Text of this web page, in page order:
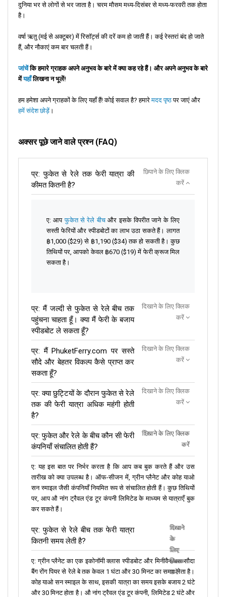
दुनिया भर से लोगों से भर जाता है। चरम मौसम मध्य-दिसंबर से मध्य-फरवरी तक होता
है।
वर्षा ऋतु (मई से अक्टूबर) में रिसॉर्ट्स की दरें कम हो जाती हैं। कई रेस्तरां बंद हो जाते
हैं, और नौकाएं कम बार चलती हैं।
जांचेंकि हमारे ग्राहक अपने अनुभव के बारे में क्या कह रहे हैं। और अपने अनुभव के बारे
मेंयहाँलिखना न भूलें!
हम हमेशा अपने ग्राहकों के लिए यहाँ हैं! कोई सवाल है? हमारेमदद पृष्ठपर जाएं और
हमें संदेश छोड़ें ।
अक्सर पूछे जाने वाले प्रश्न (FAQ)
प्र: फुकेत से रेले तक फेरी यात्रा की
कीमत कितनी है?
छिपाने के लिए क्लिक
करें
ए: आपफुकेत से रेले बीचऔर इसके विपरीत जाने के लिए
सस्ती फेरियों और स्पीडबोटों का लाभ उठा सकते हैं। लागत
฿1,000 ($29) से ฿1,190 ($34) तक हो सकती है। कुछ
तिथियों पर, आपको केवल ฿670 ($19) में फेरी क्रूज मिल
सकता है।
प्र: मैं जल्दी से फुकेत से रेले बीच तक
पहुंचना चाहता हूँ। क्या मैं फेरी के बजाय
स्पीडबोट ले सकता हूँ?
दिखाने के लिए क्लिक
करें
प्र: मैं PhuketFerry.com पर सस्ते
सौदे और बेहतर विकल्प कैसे प्राप्त कर
सकता हूँ?
दिखाने के लिए क्लिक
करें
प्र: क्या छुट्टियों के दौरान फुकेत से रेले
तक की फेरी यात्रा अधिक महंगी होती
है?
दिखाने के लिए क्लिक
करें
प्र: फुकेत और रेले के बीच कौन सी फेरी
कंपनियाँ संचालित होती हैं?
दिखाने के लिए क्लिक
करें
छिपाने के लिए क्लिक
करें
ए: यह इस बात पर निर्भर करता है कि आप कब बुक करते हैं और उस
तारीख को क्या उपलब्ध है। ऑफ-सीजन में, ग्रीन प्लैनेट और कोह याओ
सन स्माइल जैसी कंपनियाँ नियमित रूप से संचालित होती हैं। कुछ तिथियों
पर, आप औ नांग ट्रैवल एंड टूर कंपनी लिमिटेड के माध्यम से यात्राएँ बुक
कर सकते हैं।
प्र: फुकेत से रेले बीच तक फेरी यात्रा
कितनी समय लेती है?
दिखाने
के
लिए
क्लिक
करें
छिपाने
के
लिए
क्लिक
करें
ए: ग्रीन प्लैनेट का एक इकोनॉमी क्लास स्पीडबोट और मिनीवैन/बस सौदा
बैंग रोंग पियर से रेले बे तक केवल 1 घंटा और 30 मिनट का समय लेता है।
कोह याओ सन स्माइल के साथ, इसकी यात्रा का समय इसके बजाय 2 घंटे
और 30 मिनट होता है। औ नांग ट्रैवल एंड टूर कंपनी, लिमिटेड 2 घंटे और